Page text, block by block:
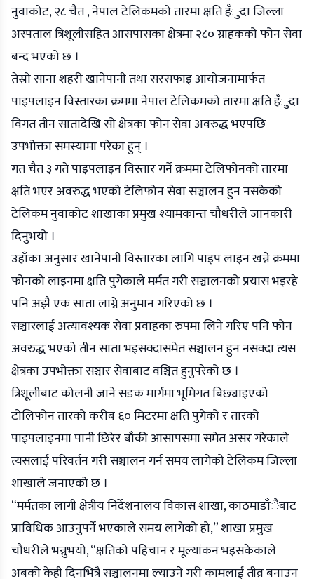
नुवाकोट, २८ चैत , नेपाल टेलिकमको तारमा क्षति हँुदा जिल्ला
अस्पताल त्रिशूलीसहित आसपासका क्षेत्रमा २८० ग्राहकको फोन सेवा
बन्द भएको छ ।
तेस्रो साना शहरी खानेपानी तथा सरसफाइ आयोजनामार्फत
पाइपलाइन विस्तारका क्रममा नेपाल टेलिकमको तारमा क्षति हँुदा
विगत तीन सातादेखि सो क्षेत्रका फोन सेवा अवरुद्ध भएपछि
उपभोक्ता समस्यामा परेका हुन् ।
गत चैत ३ गते पाइपलाइन विस्तार गर्ने क्रममा टेलिफोनको तारमा
क्षति भएर अवरुद्ध भएको टेलिफोन सेवा सञ्चालन हुन नसकेको
टेलिकम नुवाकोट शाखाका प्रमुख श्यामकान्त चौधरीले जानकारी
दिनुभयो ।
उहाँका अनुसार खानेपानी विस्तारका लागि पाइप लाइन खन्ने क्रममा
फोनको लाइनमा क्षति पुगेकाले मर्मत गरी सञ्चालनको प्रयास भइरहे
पनि अझै एक साता लाग्ने अनुमान गरिएको छ ।
सञ्चारलाई अत्यावश्यक सेवा प्रवाहका रुपमा लिने गरिए पनि फोन
अवरुद्ध भएको तीन साता भइसक्दासमेत सञ्चालन हुन नसक्दा त्यस
क्षेत्रका उपभोक्ता सञ्चार सेवाबाट वञ्चित हुनुपरेको छ ।
त्रिशूलीबाट कोलनी जाने सडक मार्गमा भूमिगत बिछ्याइएको
टोलिफोन तारको करीब ६० मिटरमा क्षति पुगेको र तारको
पाइपलाइनमा पानी छिरेर बाँकी आसापसमा समेत असर गरेकाले
त्यसलाई परिवर्तन गरी सञ्चालन गर्न समय लागेको टेलिकम जिल्ला
शाखाले जनाएको छ ।
“मर्मतका लागी क्षेत्रीय निर्देशनालय विकास शाखा, काठमाडाँैबाट
प्राविधिक आउनुपर्ने भएकाले समय लागेको हो,” शाखा प्रमुख
चौधरीले भन्नुभयो, “क्षतिको पहिचान र मूल्यांकन भइसकेकाले
अबको केही दिनभित्रै सञ्चालनमा ल्याउने गरी कामलाई तीव्र बनाउन